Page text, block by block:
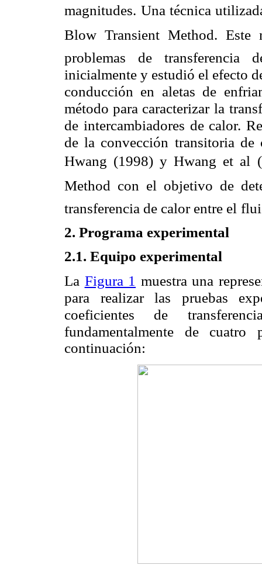
magnitudes. Una técnica
Blow Transient Method.
problemas de transferencia
inicialmente y estudió el efecto
conducción en aletas de
método para caracterizar la
de intercambiadores de calor.
de la convección transitoria de
Hwang (1998) y Hwang et al
Method con el objetivo de
transferencia de calor entre el
2. Programa experimental
2.1. Equipo experimental
La Figura 1 muestra una
para realizar las pruebas
coeficientes de
fundamentalmente de cuatro
continuación: